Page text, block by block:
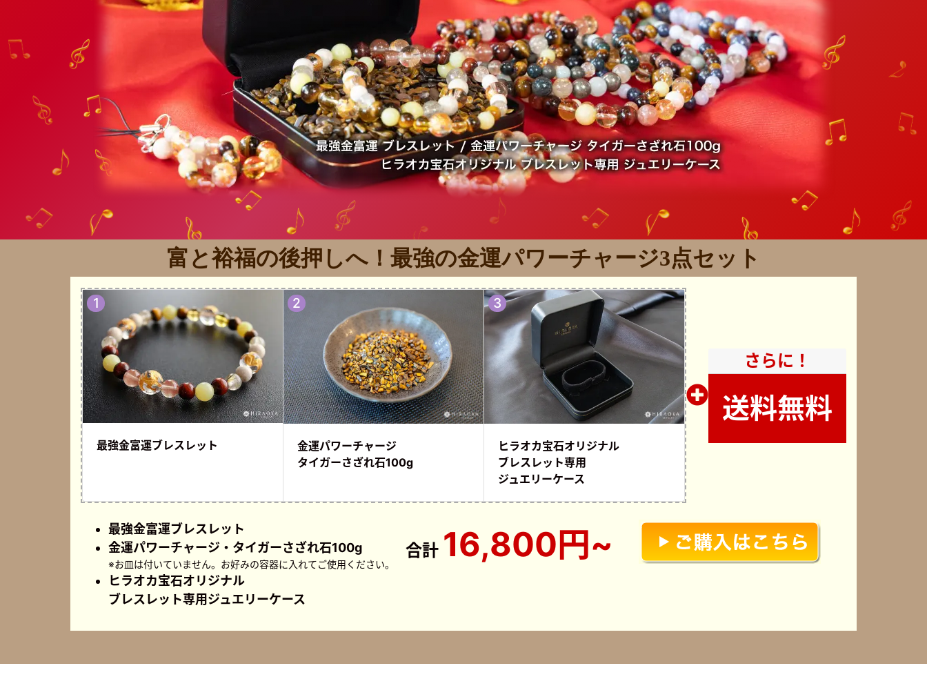
富と裕福の後押しへ！ 最強の金運パワーチャージ3点セット
最強金富運ブレスレット
金運パワーチャージ
タイガーさざれ石100g
ヒラオカ宝石オリジナル
ブレスレット専用
ジュエリーケース
さらに！
送料無料
最強金富運ブレスレット
金運パワーチャージ・タイガーさざれ石100g
※お皿は付いていません。お好みの容器に入れてご使用ください。
ヒラオカ宝石オリジナル
ブレスレット専用ジュエリーケース
合計 16,800円~